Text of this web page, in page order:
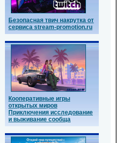
Безопасная твич накрутка от
сервиса stream-promotion.ru
Кооперативные игры
открытых миров
Приключения исследование
и выживание сообща